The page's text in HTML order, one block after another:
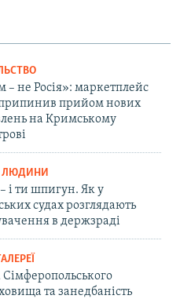
– не Росія»: маркетплейс
прийом нових
на Кримському
ЛЮДИНИ
і ти шпигун. Як у
судах розглядають
в держзраді
Сімферопольського
та занедбаність